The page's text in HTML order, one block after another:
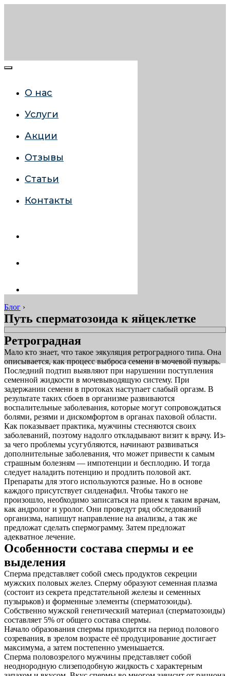
О нас
Услуги
Акции
Отзывы
Статьи
Контакты
Блог ›
Путь сперматозоида к яйцеклетке
Ретроградная
Мало кто знает, что такое эякуляция ретроградного типа. Она
описывается, как процесс выброса семени в мочевой пузырь.
Последний подтип выявляют при нарушении поступления
семенной жидкости в мочевыводящую систему. При
задержании семени в протоках наступает слабый оргазм. В
результате таких сбоев в организме развиваются
воспалительные заболевания, которые могут сопровождаться
болями, резями и дискомфортом в органах паховой области.
Как показывает практика, мужчины стесняются своих
заболеваний, поэтому надолго откладывают визит к врачу. Из-
за чего проблемы усугубляются, начинают развиваться
дополнительные заболевания, что может привести к самым
страшным болезням — импотенции и бесплодию. И тогда
следует наладить потенцию и продлить половой акт.
Препараты для этого используются разные. Но в основе
каждого присутствует силденафил. Чтобы такого не
произошло, необходимо записаться на прием к таким врачам,
как андролог и уролог. Они проведут ряд обследований
организма, напишут направление на анализы, а так же
предложат сделать спермограмму. Затем предложат
адекватное лечение.
Особенности состава спермы и ее
выделения
Сперма представляет собой смесь продуктов секреции
мужских половых желез. Сперму образуют семенная плазма
(состоит из секрета предстательной железы и семенных
пузырьков) и форменные элементы (сперматозоиды).
Собственно мужской генетический материал (сперматозоиды)
составляет 5% от общего состава спермы.
Начало образования спермы приходится на период полового
созревания, в зрелом возрасте её продуцирование достигает
максимума, а затем постепенно уменьшается.
Сперма половозрелого мужчины представляет собой
неоднородную слизеподобную жидкость с характерным